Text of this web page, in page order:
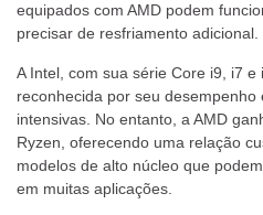
equipados com AMD podem
precisar de resfriamento adicional.
A Intel, com sua série Core i9, i7
reconhecida por seu
intensivas. No entanto, a AMD
Ryzen, oferecendo uma relação
modelos de alto núcleo que
em muitas aplicações.